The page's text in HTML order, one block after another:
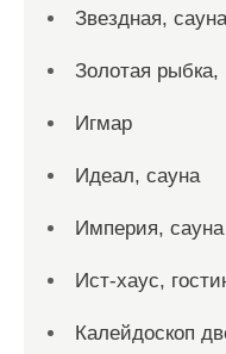
Звездная, сауна
Золотая рыбка,
Игмар
Идеал, сауна
Империя, сауна
Ист-хаус,
Калейдоскоп